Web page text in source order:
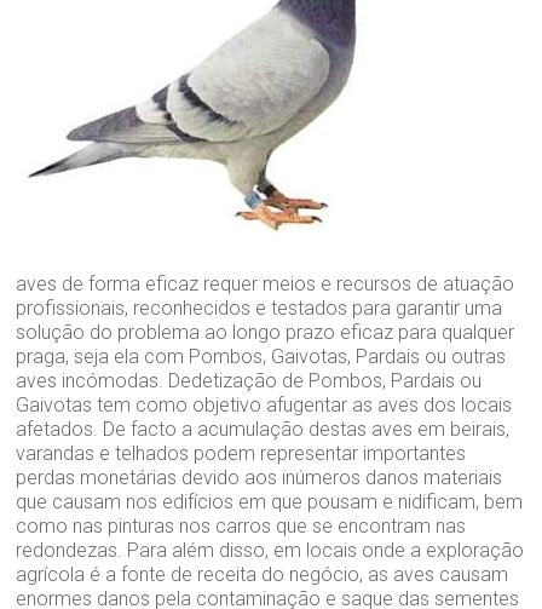
aves de forma eficaz requer meios e recursos de atuação
profissionais, reconhecidos e testados para garantir uma
solução do problema ao longo prazo eficaz para qualquer
praga, seja ela com Pombos, Gaivotas, Pardais ou outras
aves incómodas. Dedetização de Pombos, Pardais ou
Gaivotas tem como objetivo afugentar as aves dos locais
afetados. De facto a acumulação destas aves em beirais,
varandas e telhados podem representar importantes
perdas monetárias devido aos inúmeros danos materiais
que causam nos edifícios em que pousam e nidificam, bem
como nas pinturas nos carros que se encontram nas
redondezas. Para além disso, em locais onde a exploração
agrícola é a fonte de receita do negócio, as aves causam
enormes danos pela contaminação e saque das sementes